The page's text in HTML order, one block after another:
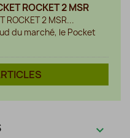
ROCKET 2 MSR
ROCKET 2 MSR...
du marché, le Pocket
